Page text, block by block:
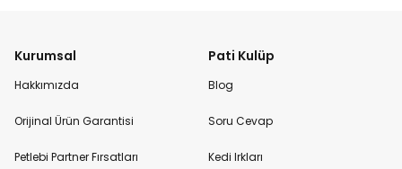
Kurumsal
Hakkımızda
Orijinal Ürün Garantisi
Petlebi Partner Fırsatları
Pati Kulüp
Blog
Soru Cevap
Kedi Irkları